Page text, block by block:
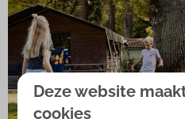
Deze website
cookies